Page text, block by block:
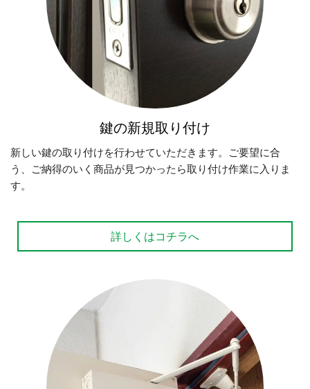
鍵の新規取り付け
新しい鍵の取り付けを行わせていただきます。ご要望に合
う、ご納得のいく商品が見つかったら取り付け作業に入りま
す。
詳しくはコチラへ